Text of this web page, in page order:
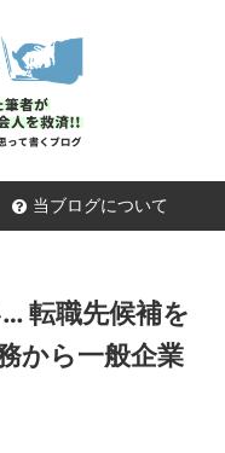
当ブログについて
転職先候補を
から一般企業